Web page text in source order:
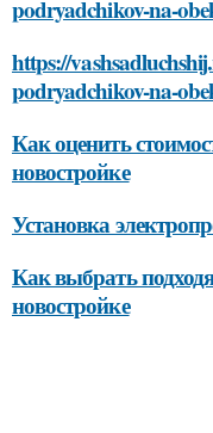
podryadchikov-na-
https://
podryadchikov-na-
Как оценить
новостройке
Установка
Как выбрать
новостройке